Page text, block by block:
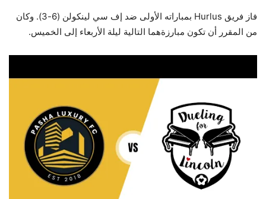
فاز فريق Hurlus بمباراته الأولى ضد إف سي لينكولن (6-3). وكان
من المقرر أن تكون مبارزةهما التالية ليلة الأربعاء إلى الخميس.